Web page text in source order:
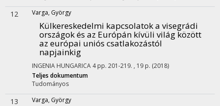
12 Varga, György
Külkereskedelmi kapcsolatok a visegrádi
országok és az Európán kívüli világ között
az európai uniós csatlakozástól
napjainkig
INGENIA HUNGARICA 4 pp. 201-219. , 19 p. (2018)
Teljes dokumentum
Tudományos
13 Varga, György